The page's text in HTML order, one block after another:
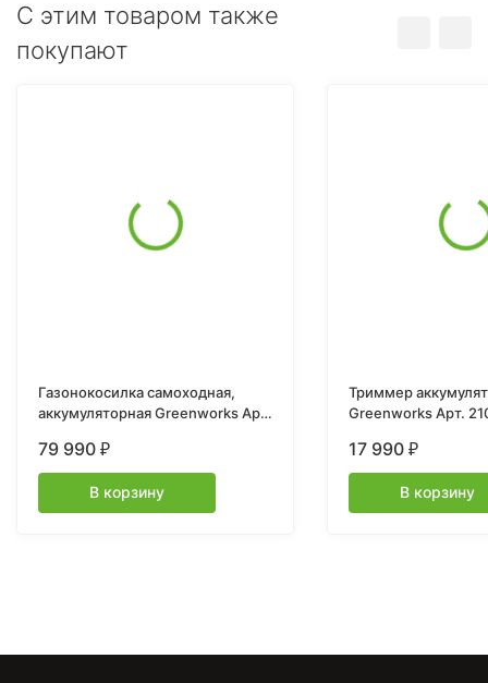
C этим товаром также
покупают
Газонокосилка самоходная,
аккумуляторная Greenworks Арт.
самоходная, бесщеточная, c
1хАКБ 5 Ач. и ЗУ
79 990 ₽
В корзину
Триммер
Greenworks Арт.
17 990 ₽
В корзину